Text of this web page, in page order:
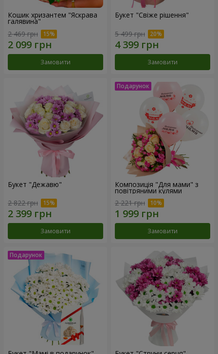
Кошик хризантем "Яскрава
галявина"
2 469 грн
Замовити
Букет "Свіже рішення"
5 499 грн
Замовити
Букет "Дежавю"
2 822 грн
Замовити
Композиція "Для мами" з
повітряними кулями
2 221 грн
Замовити